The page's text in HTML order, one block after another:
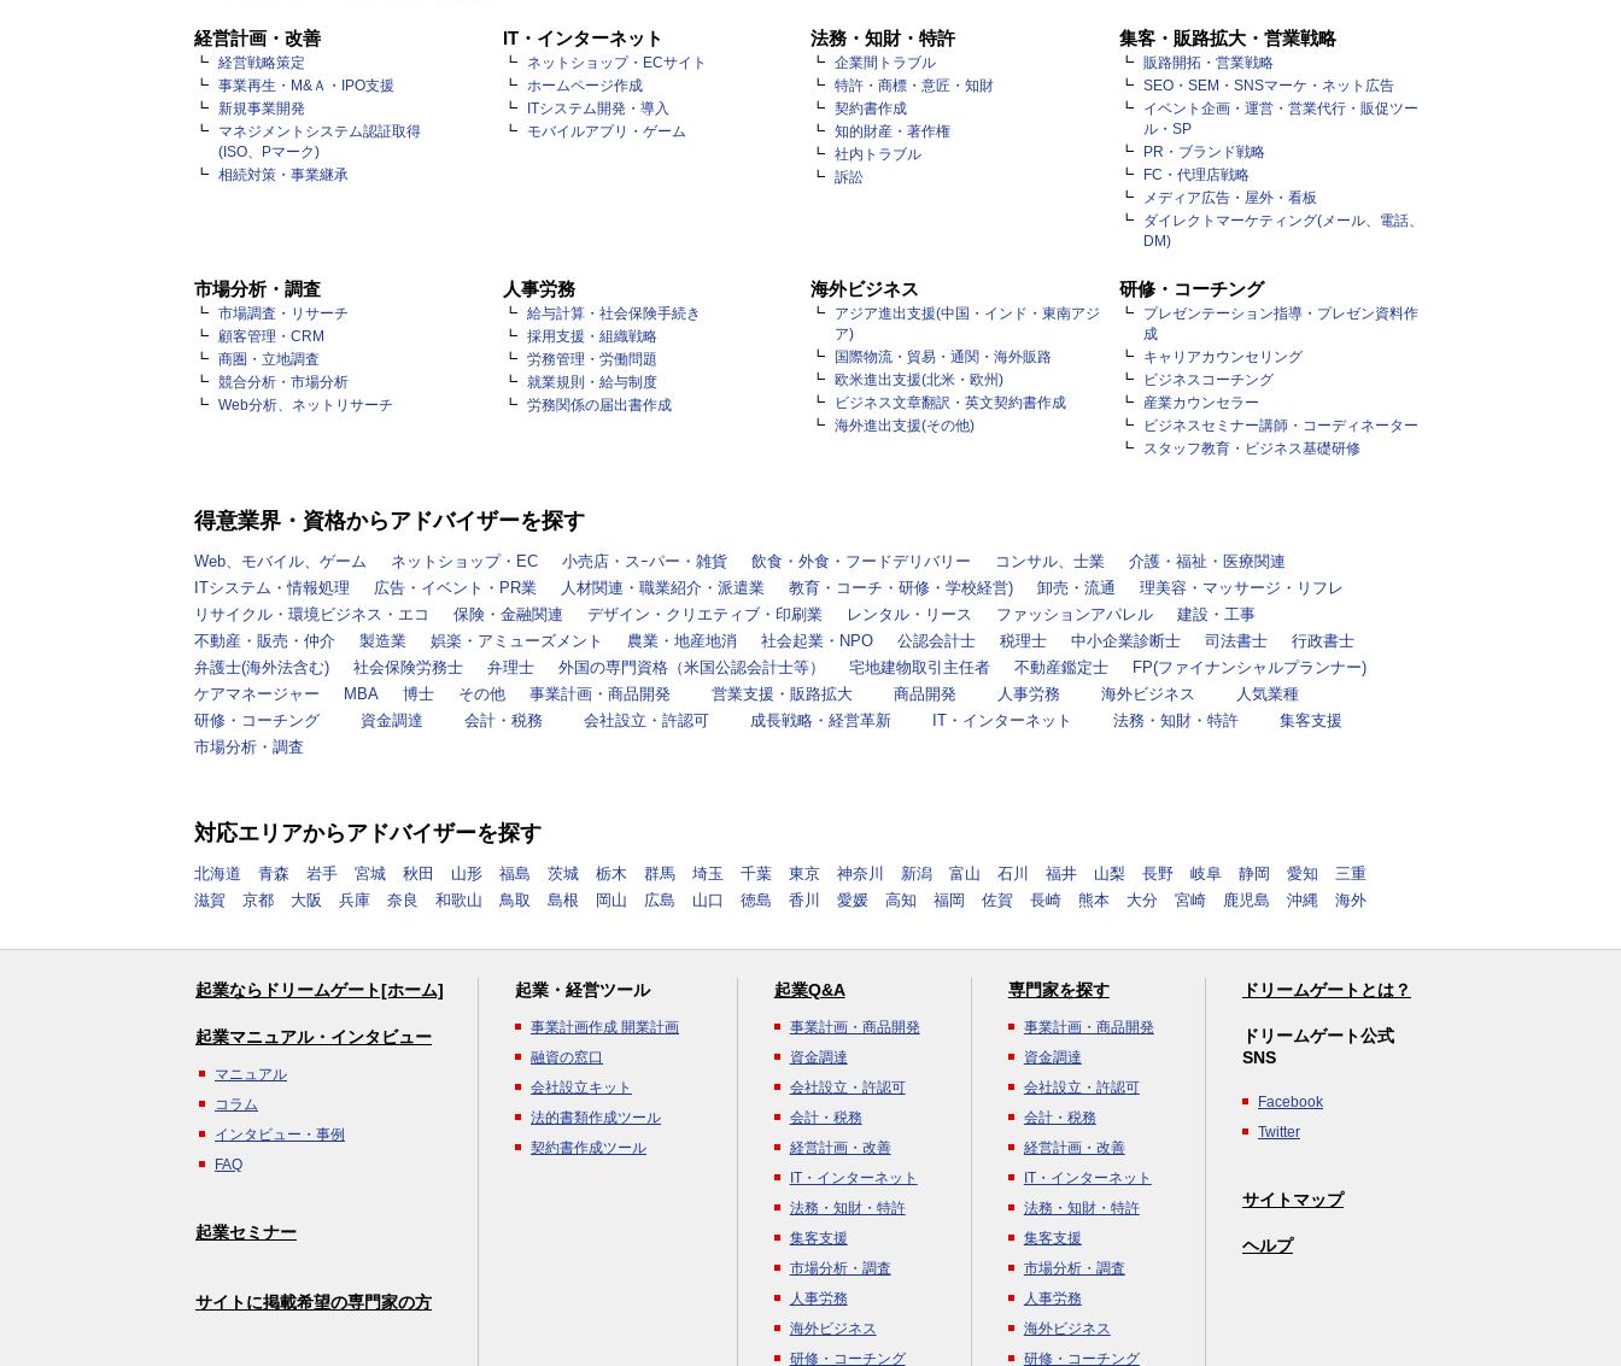
経営計画・改善
経営戦略策定
事業再生・M&Ａ・IPO支援
新規事業開発
マネジメントシステム認証取得
(ISO、Pマーク)
相続対策・事業継承
IT・インターネット
ネットショップ・ECサイト
ホームページ作成
ITシステム開発・導入
モバイルアプリ・ゲーム
法務・知財・特許
企業間トラブル
特許・商標・意匠・知財
契約書作成
知的財産・著作権
社内トラブル
訴訟
集客・販路拡大・営業戦略
販路開拓・営業戦略
SEO・SEM・SNSマーケ・ネット広告
イベント企画・運営・営業代行・販促ツー
ル・SP
PR・ブランド戦略
FC・代理店戦略
メディア広告・屋外・看板
ダイレクトマーケティング(メール、電話、
DM)
市場分析・調査
市場調査・リサーチ
顧客管理・CRM
商圏・立地調査
競合分析・市場分析
Web分析、ネットリサーチ
人事労務
給与計算・社会保険手続き
採用支援・組織戦略
労務管理・労働問題
就業規則・給与制度
労務関係の届出書作成
海外ビジネス
アジア進出支援(中国・インド・東南アジ
ア)
国際物流・貿易・通関・海外販路
欧米進出支援(北米・欧州)
ビジネス文章翻訳・英文契約書作成
海外進出支援(その他)
研修・コーチング
プレゼンテーション指導・プレゼン資料作
成
キャリアカウンセリング
ビジネスコーチング
産業カウンセラー
ビジネスセミナー講師・コーディネーター
スタッフ教育・ビジネス基礎研修
得意業界・資格からアドバイザーを探す
Web、モバイル、ゲーム ネットショップ・EC 小売店・スｰパー・雑貨 飲食・外食・フードデリバリー コンサル、士業
介護・福祉・医療関連
ITシステム・情報処理
広告・イベント・PR業 人材関連・職業紹介・派遣業 教育・コーチ・研修・学校経営) 卸売・流通
理美容・マッサージ・リフレ
リサイクル・環境ビジネス・エコ
保険・金融関連 デザイン・クリエティブ・印刷業 レンタル・リース ファッションアパレル
建設・工事
不動産・販売・仲介
製造業 娯楽・アミューズメント 農業・地産地消 社会起業・NPO 公認会計士 税理士 中小企業診断士 司法書士
行政書士
弁護士(海外法含む)
社会保険労務士 弁理士 外国の専門資格（米国公認会計士等） 宅地建物取引主任者 不動産鑑定士
FP(ファイナンシャルプランナー)
ケアマネージャー
MBA 博士 その他 事業計画・商品開発 営業支援・販路拡大 商品開発 人事労務 海外ビジネス
人気業種
研修・コーチング
資金調達 会計・税務 会社設立・許認可 成長戦略・経営革新 IT・インターネット 法務・知財・特許
集客支援
市場分析・調査
対応エリアからアドバイザーを探す
北海道 青森 岩手 宮城 秋田 山形 福島 茨城 栃木 群馬 埼玉 千葉 東京 神奈川 新潟 富山 石川 福井 山梨 長野 岐阜 静岡 愛知
三重
滋賀
京都 大阪 兵庫 奈良 和歌山 鳥取 島根 岡山 広島 山口 徳島 香川 愛媛 高知 福岡 佐賀 長崎 熊本 大分 宮崎 鹿児島 沖縄 海外
起業ならドリームゲート[ホーム]
起業マニュアル・インタビュー
マニュアル
コラム
インタビュー・事例
FAQ
起業セミナー
サイトに掲載希望の専門家の方
起業・経営ツール
事業計画作成 開業計画
融資の窓口
会社設立キット
法的書類作成ツール
契約書作成ツール
起業Q&A
事業計画・商品開発
資金調達
会社設立・許認可
会計・税務
経営計画・改善
IT・インターネット
法務・知財・特許
集客支援
市場分析・調査
人事労務
海外ビジネス
研修・コーチング
専門家を探す
事業計画・商品開発
資金調達
会社設立・許認可
会計・税務
経営計画・改善
IT・インターネット
法務・知財・特許
集客支援
市場分析・調査
人事労務
海外ビジネス
研修・コーチング
ドリームゲートとは？
ドリームゲート公式
SNS
Facebook
Twitter
サイトマップ
ヘルプ